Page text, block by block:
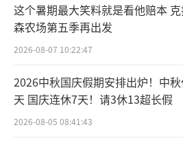
这个暑期最大笑料就是看他赔本
森农场第五季再出发
2026-08-07 10:22:47
2026中秋国庆假期安排出炉！中
天 国庆连休7天！请3休13超长假
2026-08-05 08:41:43